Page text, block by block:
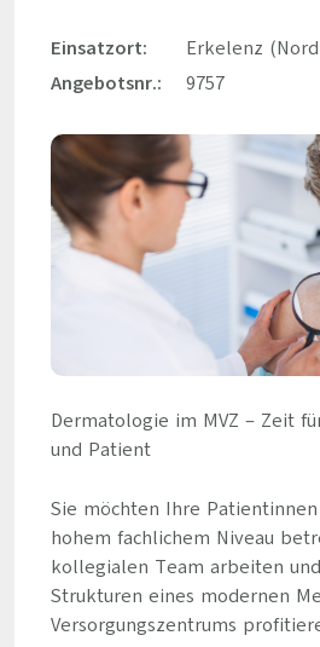
Einsatzort:
Erkelenz
Angebotsnr.:
9757
Dermatologie im MVZ – Zeit
und Patient
Sie möchten Ihre
hohem fachlichem Niveau
kollegialen Team arbeiten
Strukturen eines modernen
Versorgungszentrums